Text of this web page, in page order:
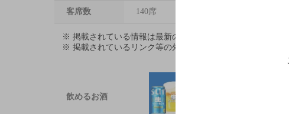
客席数 140席
※ 掲載されている情報は最新の内容と異なる場合がありま
※ 掲載されているリンク等の外部コンテンツはお客様のご判
飲めるお酒